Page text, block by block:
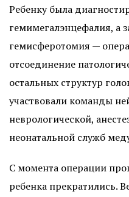
Ребенку была
гемимегалэнцефалия, а
гемисферотомия —
отсоединение
остальных структур
участвовали команды
неврологической,
неонатальной служб
С момента операции
ребенка прекратились.